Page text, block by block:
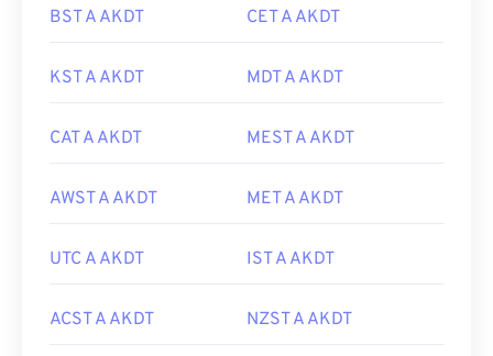
BST A AKDT CET A AKDT
KST A AKDT MDT A AKDT
CAT A AKDT MEST A AKDT
AWST A AKDT MET A AKDT
UTC A AKDT IST A AKDT
ACST A AKDT NZST A AKDT